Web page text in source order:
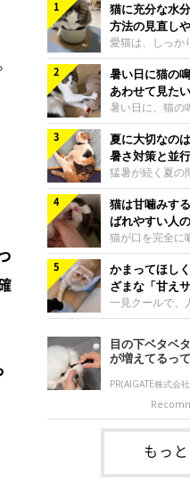
猫に充分な水
方法の見直し
入れ方を解説
愛猫は、しっか
すか？ 夏場は
ともあり、猫が
も。積極的に水
水方法を見直し
らせたりする方
師の重本仁先生
めにできるため
きました。ボウ
このきもち投稿
ルの高さは、猫
にならないよう
しょう。首を深
関節や食道への
暑い日に猫の
あわせて見た
暑い日に、猫の
かすれる、しつ
って聞こえるこ
き、あわせてど
よいのでしょう
変わるときの見
などについて、
の山口みき先生
変化だけで判断
てねこのきもち
き方が変わった
ように見えるこ
き声だけで原因
や環境の変化を
夏に大切なの
暑さ対策と並
工夫
猛暑が続く夏の
内を冷やします
は快適な温度で
すぎることも。
すぎ対策もしっ
す。今回は獣医
えすぎを防ぐ4
ました。（1）
行き来できるよ
写真ギャラリー
ましょう。冷房
へも自由に行き
が通れる程度に
猫は甘噛みす
ばれやすい人
猫が口を完全に
度に噛む“甘噛
ときに繰り出す
族でも噛まれる
ことも。ねこの
は、飼い主さん
し、愛猫が甘
感じる状況を教
ねこのきもち獣
には、実際に猫
いるのか、そ
割の飼い主さ
でいる」と感じ
かまってほし
ざまな「甘え
一見クールで、
まり求めないよ
は甘えん坊な性
ん。今回は猫た
ン”について、
アニマルサイエ
先生に教えて
かまってほしい
真ギャラリーも
てお世話を求
す。子猫なの
い「ミャア」と
目の下ベタベ
が増えてるっ
PR(AIGATE株式会
もっ